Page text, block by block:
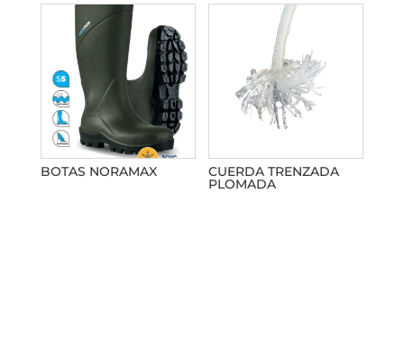
BOTAS NORAMAX CUERDA TRENZADA
PLOMADA